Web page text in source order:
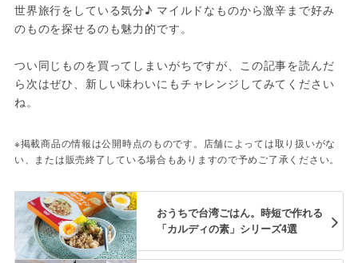
世界旅行をしている気分♪ マイルドなものから激辛まで好み
のものを探せるのも魅力的です。
つい同じものを買ってしまいがちですが、この記事を読んだ
ら次はぜひ、新しい味わいにもチャレンジしてみてください
ね。
※掲載商品の情報は公開時点のものです。店舗によっては取り扱いがな
い、または販売終了している場合もありますので予めご了承ください。
おうちで台湾ごはん。時短で作れる
「カルディの素」シリーズ4選